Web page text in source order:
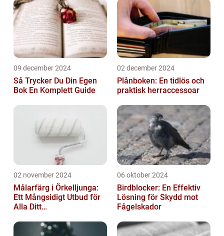
09 december 2024
Så Trycker Du Din Egen
Bok En Komplett Guide
02 december 2024
Plånboken: En tidlös och
praktisk herraccessoar
02 november 2024
Målarfärg i Örkelljunga:
Ett Mångsidigt Utbud för
Alla Ditt
06 oktober 2024
Birdblocker: En Effektiv
Lösning för Skydd mot
Fågelskador